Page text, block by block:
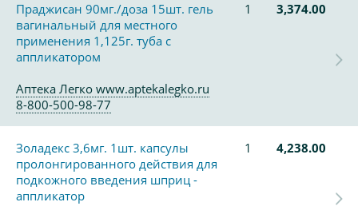
Праджисан 90мг./доза 15шт. гель
вагинальный для местного
применения 1,125г. туба с
аппликатором
1 3,374.00
Аптека Легко www.aptekalegko.ru
8-800-500-98-77
Золадекс 3,6мг. 1шт. капсулы
пролонгированного действия для
подкожного введения шприц -
аппликатор
1 4,238.00